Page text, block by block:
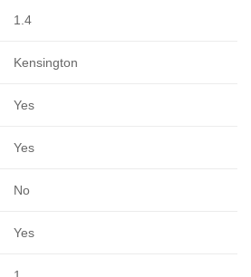
1.4
Kensington
Yes
Yes
No
Yes